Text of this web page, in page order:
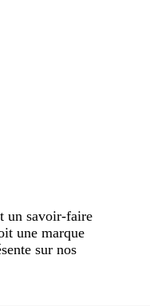
un savoir-faire
une marque
sur nos